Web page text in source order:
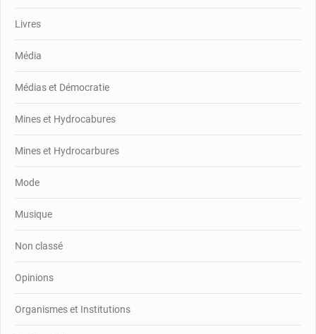
Livres
Média
Médias et Démocratie
Mines et Hydrocabures
Mines et Hydrocarbures
Mode
Musique
Non classé
Opinions
Organismes et Institutions